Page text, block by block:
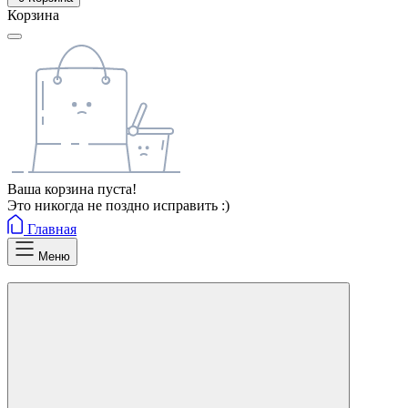
Корзина
Ваша корзина пуста!
Это никогда не поздно исправить :)
Главная
Меню